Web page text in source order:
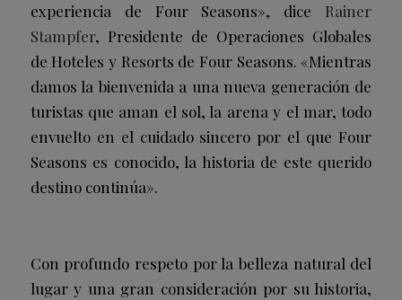
experiencia de Four Seasons», dice Rainer
Stampfer, Presidente de Operaciones Globales
de Hoteles y Resorts de Four Seasons. «Mientras
damos la bienvenida a una nueva generación de
turistas que aman el sol, la arena y el mar, todo
envuelto en el cuidado sincero por el que Four
Seasons es conocido, la historia de este querido
destino continúa».
Con profundo respeto por la belleza natural del
lugar y una gran consideración por su historia,